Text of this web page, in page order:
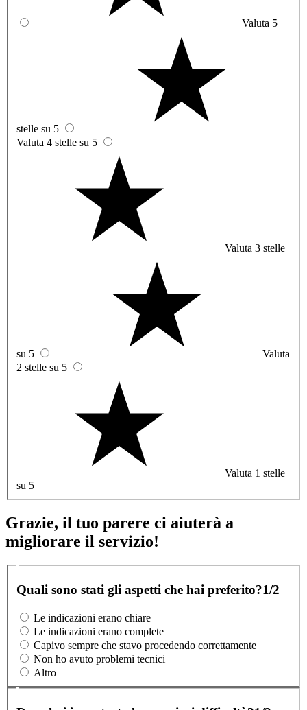
Valuta 5
stelle su 5
Valuta 4 stelle su 5
Valuta 3 stelle
su 5
Valuta
2 stelle su 5
Valuta 1 stelle
su 5
Grazie, il tuo parere ci aiuterà a
migliorare il servizio!
Quali sono stati gli aspetti che hai preferito?1/2
Le indicazioni erano chiare
Le indicazioni erano complete
Capivo sempre che stavo procedendo correttamente
Non ho avuto problemi tecnici
Altro